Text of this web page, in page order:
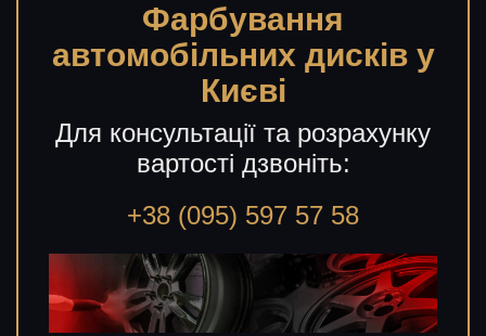
Фарбування
автомобільних дисків у
Києві
Для консультації та розрахунку
вартості дзвоніть:
+38 (095) 597 57 58